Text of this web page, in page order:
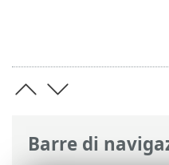
Barre di